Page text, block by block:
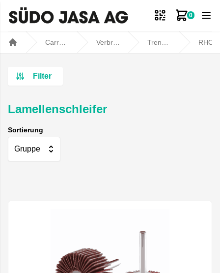
0
Zum
Filter
Lamellenschleifer
Sortierung
Gruppe